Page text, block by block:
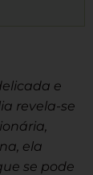
e
revela-se
ela
se pode